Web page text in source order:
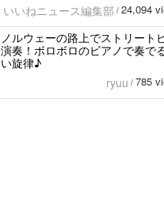
いいねニュース編集部 / 24,094
ノルウェーの路上でストリート
演奏！ボロボロのビアノで奏で
い旋律♪
ryuu / 785